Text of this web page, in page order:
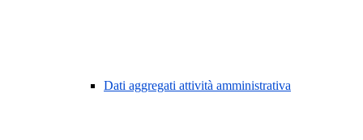
Dati aggregati attività amministrativa